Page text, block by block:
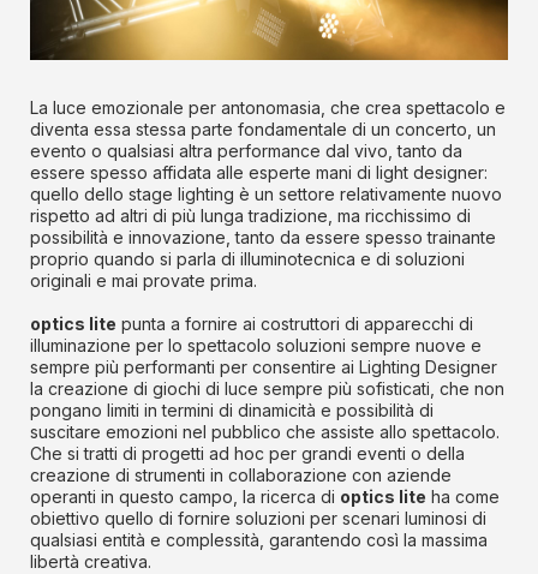
La luce emozionale per antonomasia, che crea spettacolo e
diventa essa stessa parte fondamentale di un concerto, un
evento o qualsiasi altra performance dal vivo, tanto da
essere spesso affidata alle esperte mani di light designer:
quello dello stage lighting è un settore relativamente nuovo
rispetto ad altri di più lunga tradizione, ma ricchissimo di
possibilità e innovazione, tanto da essere spesso trainante
proprio quando si parla di illuminotecnica e di soluzioni
originali e mai provate prima.
optics lite punta a fornire ai costruttori di apparecchi di
illuminazione per lo spettacolo soluzioni sempre nuove e
sempre più performanti per consentire ai Lighting Designer
la creazione di giochi di luce sempre più sofisticati, che non
pongano limiti in termini di dinamicità e possibilità di
suscitare emozioni nel pubblico che assiste allo spettacolo.
Che si tratti di progetti ad hoc per grandi eventi o della
creazione di strumenti in collaborazione con aziende
operanti in questo campo, la ricerca di optics lite ha come
obiettivo quello di fornire soluzioni per scenari luminosi di
qualsiasi entità e complessità, garantendo così la massima
libertà creativa.